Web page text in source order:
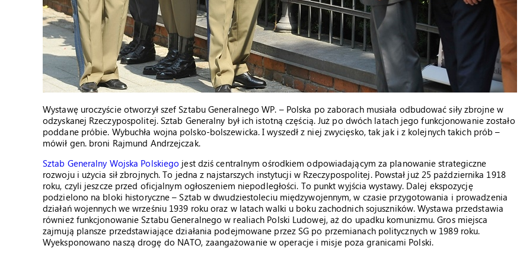
Wystawę uroczyście otworzył szef Sztabu Generalnego WP. – Polska po zaborach musiała odbudować siły zbrojne w
odzyskanej Rzeczypospolitej. Sztab Generalny był ich istotną częścią. Już po dwóch latach jego funkcjonowanie zostało
poddane próbie. Wybuchła wojna polsko-bolszewicka. I wyszedł z niej zwycięsko, tak jak i z kolejnych takich prób –
mówił gen. broni Rajmund Andrzejczak.
Sztab Generalny Wojska Polskiego jest dziś centralnym ośrodkiem odpowiadającym za planowanie strategiczne
rozwoju i użycia sił zbrojnych. To jedna z najstarszych instytucji w Rzeczypospolitej. Powstał już 25 października 1918
roku, czyli jeszcze przed oficjalnym ogłoszeniem niepodległości. To punkt wyjścia wystawy. Dalej ekspozycję
podzielono na bloki historyczne – Sztab w dwudziestoleciu międzywojennym, w czasie przygotowania i prowadzenia
działań wojennych we wrześniu 1939 roku oraz w latach walki u boku zachodnich sojuszników. Wystawa przedstawia
również funkcjonowanie Sztabu Generalnego w realiach Polski Ludowej, aż do upadku komunizmu. Gros miejsca
zajmują plansze przedstawiające działania podejmowane przez SG po przemianach politycznych w 1989 roku.
Wyeksponowano naszą drogę do NATO, zaangażowanie w operacje i misje poza granicami Polski.